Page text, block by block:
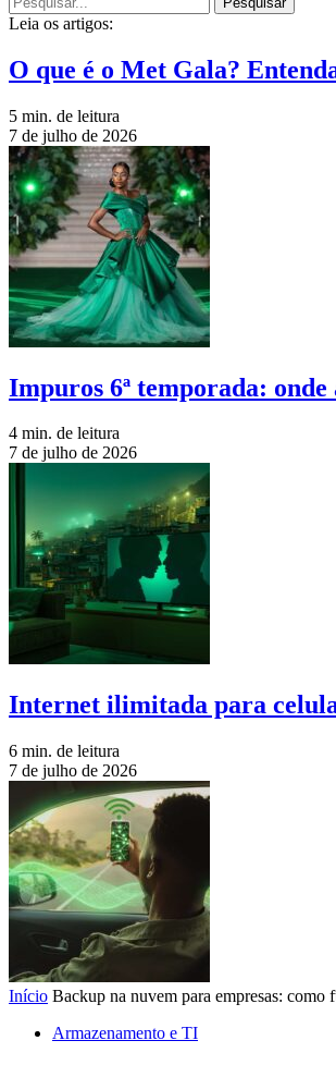
Leia os artigos:
O que é o Met Gala?
5 min. de leitura
7 de julho de 2026
Impuros 6ª temporada:
4 min. de leitura
7 de julho de 2026
Internet ilimitada para
6 min. de leitura
7 de julho de 2026
Início Backup na nuvem para empresas: como
Armazenamento e TI